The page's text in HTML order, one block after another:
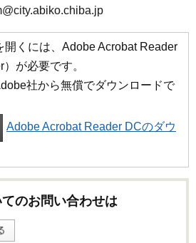
開くには、Adobe Acrobat Reader
が必要です。
社から無償でダウンロードで
Adobe Acrobat Reader DCのダウ
のお問い合わせは